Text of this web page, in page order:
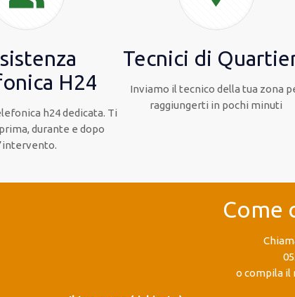
H24
h24 dedicata. Ti
durante e dopo
Tecnici di
Inviamo il tecnico della tua zona
raggiungerti in pochi minuti
Come
o compila il